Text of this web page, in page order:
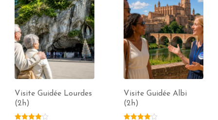
Visite Guidée Lourdes
(2h)
Visite Guidée Albi
(2h)